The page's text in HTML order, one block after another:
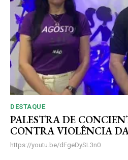
DESTAQUE
PALESTRA DE
CONTRA VIOLÊNCIA
https://youtu.be/dFgeDySL3n0